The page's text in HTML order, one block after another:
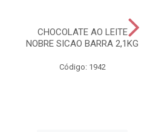
CHOCOLATE AO LEITE
NOBRE SICAO BARRA 2,1KG
Código: 1942